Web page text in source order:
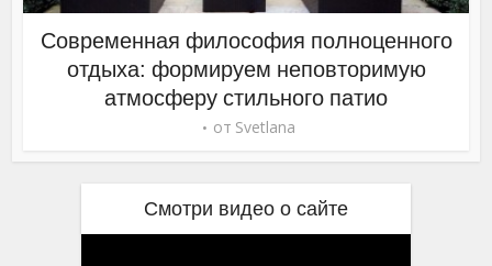
Современная философия полноценного
отдыха: формируем неповторимую
атмосферу стильного патио
от Svetlana
Смотри видео о сайте